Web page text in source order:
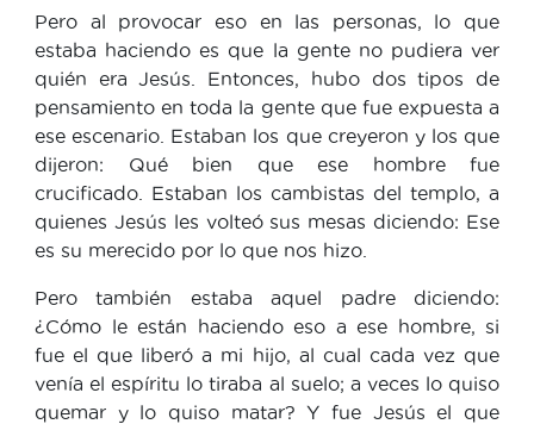
Pero al provocar eso en las personas, lo que
estaba haciendo es que la gente no pudiera ver
quién era Jesús. Entonces, hubo dos tipos de
pensamiento en toda la gente que fue expuesta a
ese escenario. Estaban los que creyeron y los que
dijeron: Qué bien que ese hombre fue
crucificado. Estaban los cambistas del templo, a
quienes Jesús les volteó sus mesas diciendo: Ese
es su merecido por lo que nos hizo.
Pero también estaba aquel padre diciendo:
¿Cómo le están haciendo eso a ese hombre, si
fue el que liberó a mi hijo, al cual cada vez que
venía el espíritu lo tiraba al suelo; a veces lo quiso
quemar y lo quiso matar? Y fue Jesús el que